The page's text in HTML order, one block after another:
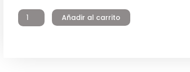
Galvanizado
300
Añadir al carrito